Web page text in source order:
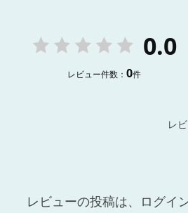
0.0
レビュー件数： 0件
レ
レビューの投稿は、ログイ